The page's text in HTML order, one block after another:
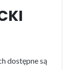
dostępne są